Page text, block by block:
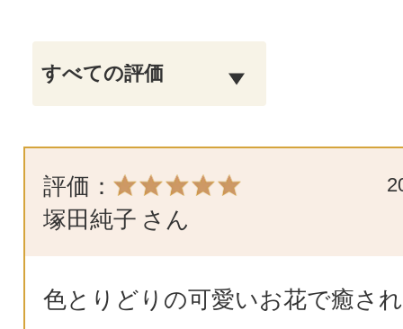
評価：
塚田純子 さん
色とりどりの可愛いお花で癒さ